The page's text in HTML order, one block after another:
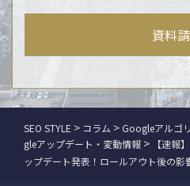
資料
SEO STYLE > コラム > Googleアルゴ
gleアップデート・変動情報 >
【速報
ップデート発表！ロールアウト後の影